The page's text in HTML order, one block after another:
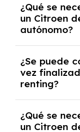
opciones y
cuando lo
¿Qué se
un Citroen
autónomo?
autónomos,
algunos
inicial.
¿Se puede
vez
renting?
renting se
caso tendrán
¿Qué se
un Citroen